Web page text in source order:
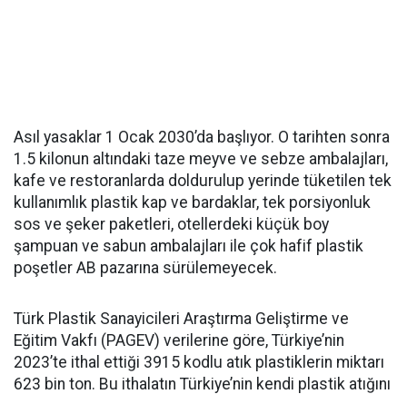
Asıl yasaklar 1 Ocak 2030’da başlıyor. O tarihten sonra
1.5 kilonun altındaki taze meyve ve sebze ambalajları,
kafe ve restoranlarda doldurulup yerinde tüketilen tek
kullanımlık plastik kap ve bardaklar, tek porsiyonluk
sos ve şeker paketleri, otellerdeki küçük boy
şampuan ve sabun ambalajları ile çok hafif plastik
poşetler AB pazarına sürülemeyecek.
Türk Plastik Sanayicileri Araştırma Geliştirme ve
Eğitim Vakfı (PAGEV) verilerine göre, Türkiye’nin
2023’te ithal ettiği 3915 kodlu atık plastiklerin miktarı
623 bin ton. Bu ithalatın Türkiye’nin kendi plastik atığını